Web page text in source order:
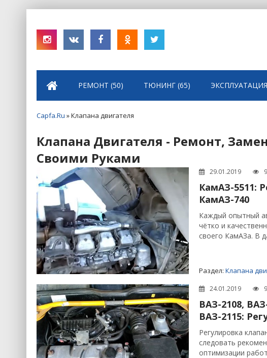
РЕМОНТ (50) ТЮНИНГ (65) ЭКСПЛУАТАЦИЯ
Capfa.Ru » Клапана двигателя
Клапана Двигателя - Ремонт,
Своими Руками
29.01.2019
КамАЗ-5511:
КамАЗ-740
Каждый опытный
чётко и
своего КамАЗа. В
Раздел: Клапана
24.01.2019
ВАЗ-2108,
ВАЗ-2115:
Регулировка
следовать
оптимизации